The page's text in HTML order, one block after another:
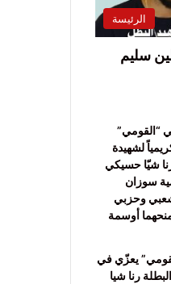
الرئيسة
سليم
“القومي”
لشهيدة
شيّا حسيكي
سوزان
وحزبي
أوسمة
يعزّي في
رنا شيا